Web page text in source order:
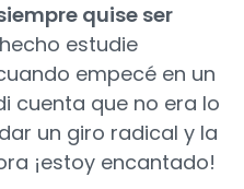
quise ser
estudie
empecé en un
cuenta que no era lo
un giro radical y la
¡estoy encantado!